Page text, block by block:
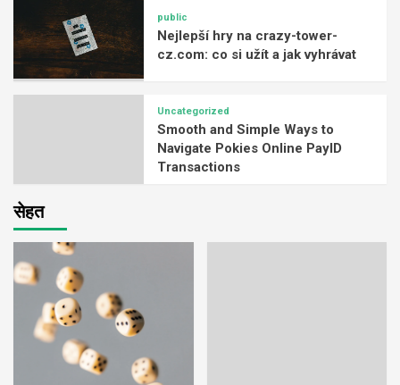
public
Nejlepší hry na crazy-tower-
cz.com: co si užít a jak vyhrávat
Uncategorized
Smooth and Simple Ways to
Navigate Pokies Online PayID
Transactions
सेहत